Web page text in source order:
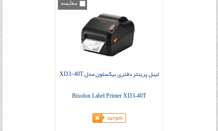
مقایسه
لیبل پرینتر دفتری بیکسلون مدل XD3-40T
Bixolon Label Printer XD3-40T